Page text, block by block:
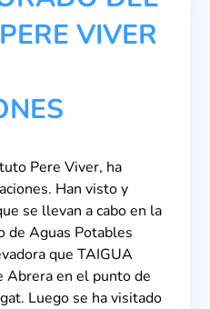
VIVER
Pere Viver, ha
Han visto y
se llevan a cabo en la
de Aguas Potables
que TAIGUA
Abrera en el punto de
Luego se ha visitado